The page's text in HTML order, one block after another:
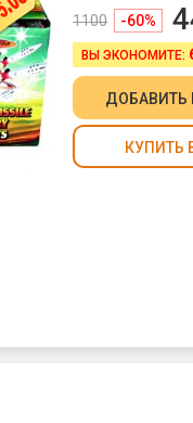
1100 -60%
ВЫ ЭКОНОМИТЕ:
ДОБАВИТЬ
КУПИТЬ